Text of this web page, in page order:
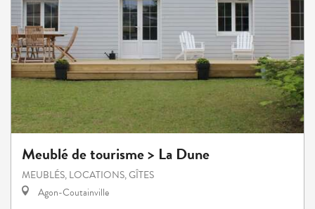
Meublé de tourisme > La Dune
MEUBLÉS, LOCATIONS, GÎTES
Agon-Coutainville